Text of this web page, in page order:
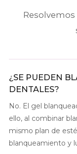
¿SE PUEDEN
DENTALES?
No. El gel
ello, al combinar
mismo plan de
blanqueamiento y